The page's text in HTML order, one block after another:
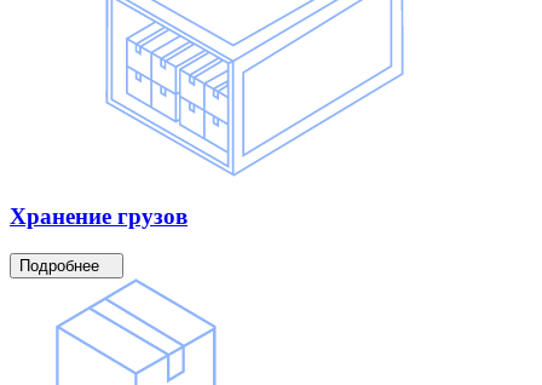
Хранение грузов
Подробнее